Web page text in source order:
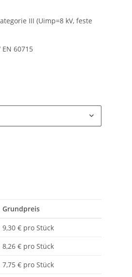
III (Uimp=8 kV, feste
60715
Grundpreis
9,30 € pro Stück
8,26 € pro Stück
7,75 € pro Stück